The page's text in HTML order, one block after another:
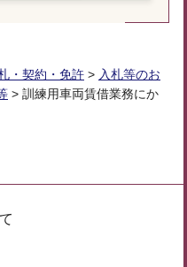
・契約・免許 > 入札等のお
> 訓練用車両賃借業務にか